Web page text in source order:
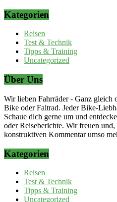
Kategorien
Reisen
Test & Technik
Tipps & Training
Uncategorized
Über Uns
Wir lieben Fahrräder - Ganz gleich
Bike oder Faltrad. Jeder Bike-
Schaue dich gerne um und
oder Reiseberichte. Wir freuen
konstruktiven Kommentar umso
Kategorien
Reisen
Test & Technik
Tipps & Training
Uncategorized